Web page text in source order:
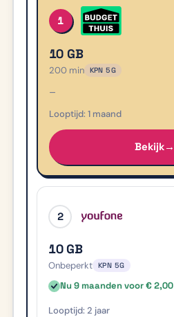
1
10 GB
200 min KPN 5G
–
1 maand
Bekijk→
2
10 GB
Onbeperkt KPN 5G
Nu 9 maanden voor € 2,00
2 jaar